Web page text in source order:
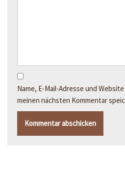
Name, E-Mail-Adresse und
meinen nächsten Kommentar